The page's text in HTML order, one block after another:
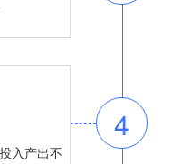
入产出不
4